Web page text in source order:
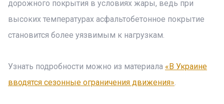
дорожного покрытия в условиях жары, ведь при
высоких температурах асфальтобетонное покрытие
становится более уязвимым к нагрузкам.
Узнать подробности можно из материала «В Украине
вводятся сезонные ограничения движения».